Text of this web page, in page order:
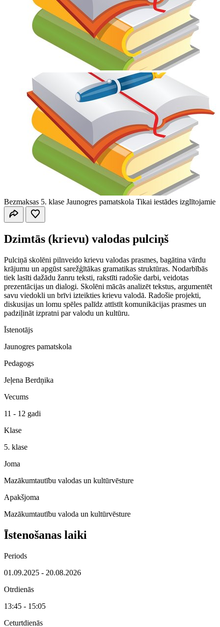
Bezmaksas 5. klase Jaunogres pamatskola Tikai iestādes izglītojamie
Dzimtās (krievu) valodas pulciņš
Pulciņā skolēni pilnveido krievu valodas prasmes, bagātina vārdu
krājumu un apgūst sarežģītākas gramatikas struktūras. Nodarbībās
tiek lasīti dažādu žanru teksti, rakstīti radošie darbi, veidotas
prezentācijas un dialogi. Skolēni mācās analizēt tekstus, argumentēt
savu viedokli un brīvi izteikties krievu valodā. Radošie projekti,
diskusijas un lomu spēles palīdz attīstīt komunikācijas prasmes un
padziļināt izpratni par valodu un kultūru.
Īstenotājs
Jaunogres pamatskola
Pedagogs
Jeļena Berdņika
Vecums
11 - 12 gadi
Klase
5. klase
Joma
Mazākumtautību valodas un kultūrvēsture
Apakšjoma
Mazākumtautību valoda un kultūrvēsture
Īstenošanas laiki
Periods
01.09.2025 - 20.08.2026
Otrdienās
13:45 - 15:05
Ceturtdienās